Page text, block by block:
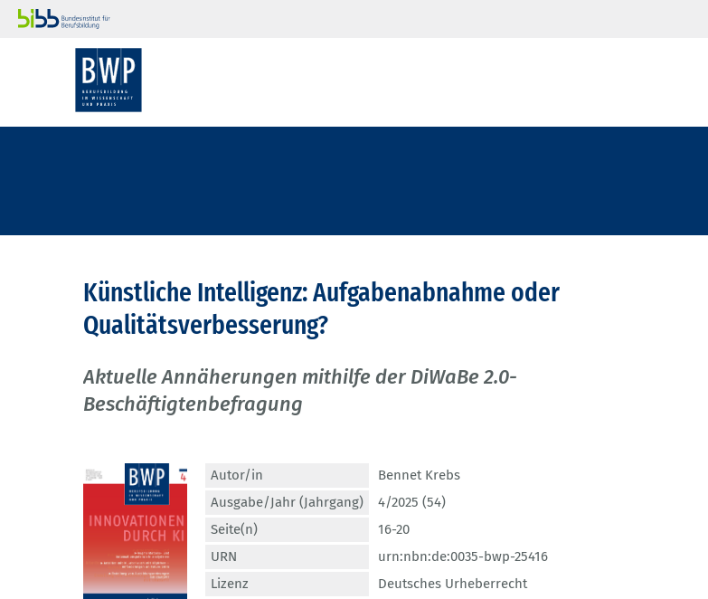
Künstliche Intelligenz: Aufgabenabnahme oder
Qualitätsverbesserung?
Aktuelle Annäherungen mithilfe der DiWaBe 2.0-
Beschäftigtenbefragung
Autor/in
Bennet Krebs
Ausgabe/Jahr (Jahrgang)
4/2025 (54)
Seite(n)
16-20
URN
urn:nbn:de:0035-bwp-25416
Lizenz
Deutsches Urheberrecht